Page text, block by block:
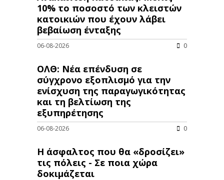
10% το ποσοστό των κλειστών
κατοικιών που έχουν λάβει
βεβαίωση ένταξης
06-08-2026 0
ΟΛΘ: Νέα επένδυση σε
σύγχρονο εξοπλισμό για την
ενίσχυση της παραγωγικότητας
και τη βελτίωση της
εξυπηρέτησης
06-08-2026 0
Η άσφαλτος που θα «δροσίζει»
τις πόλεις - Σε ποια χώρα
δοκιμάζεται